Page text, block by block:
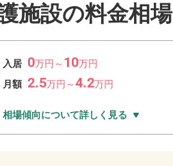
施設の料金相場
入居 0万円～ 10万円
月額 2.5万円～4.2万円
相場傾向について詳しく見る